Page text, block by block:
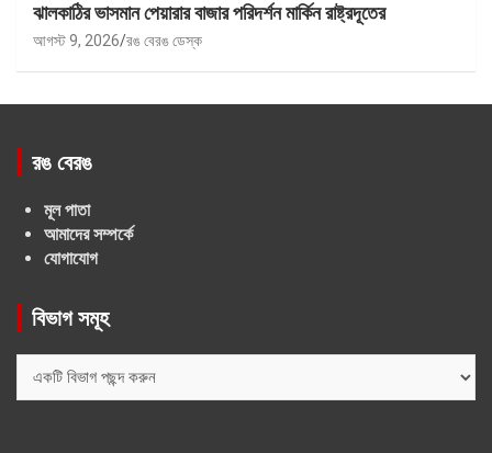
ঝালকাঠির ভাসমান পেয়ারার বাজার পরিদর্শন মার্কিন রাষ্ট্রদূতের
আগস্ট 9, 2026 রঙ বেরঙ ডেস্ক
রঙ বেরঙ
মূল পাতা
আমাদের সম্পর্কে
যোগাযোগ
বিভাগ সমূহ